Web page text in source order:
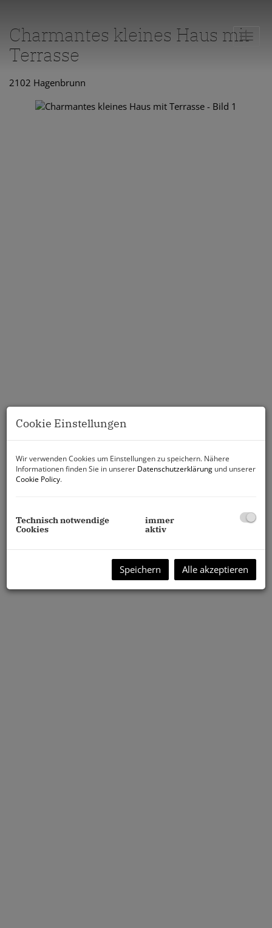
Charmantes kleines Haus mit
Terrasse
2102 Hagenbrunn
Cookie Einstellungen
Wir verwenden Cookies um Einstellungen zu speichern. Nähere
Informationen finden Sie in unserer Datenschutzerklärung und unserer
Cookie Policy.
Technisch notwendige
Cookies
immer
aktiv
Speichern Alle akzeptieren